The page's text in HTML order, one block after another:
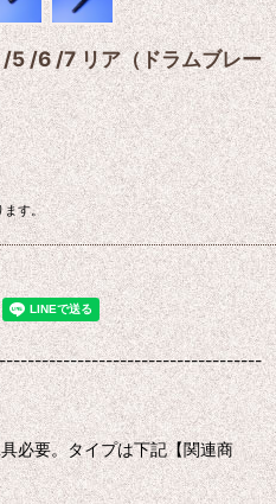
5 /6 /7 リア（ドラムブレー
ます。
必要。タイプは下記【関連商